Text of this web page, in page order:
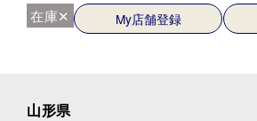
在庫✕ My店舗登録
山形県